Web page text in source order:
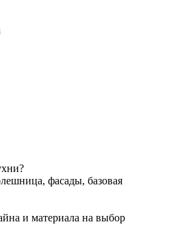
фасады, базовая
и материала на выбор